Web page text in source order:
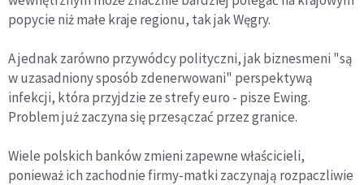
popycie niż małe kraje regionu, tak jak Węgry.
A jednak zarówno przywódcy polityczni, jak biznesmeni "są
w uzasadniony sposób zdenerwowani" perspektywą
infekcji, która przyjdzie ze strefy euro - pisze Ewing.
Problem już zaczyna się przesączać przez granice.
Wiele polskich banków zmieni zapewne właścicieli,
ponieważ ich zachodnie firmy-matki zaczynają rozpaczliwie